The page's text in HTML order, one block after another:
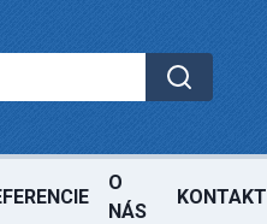
O
NÁS
KONTAKT